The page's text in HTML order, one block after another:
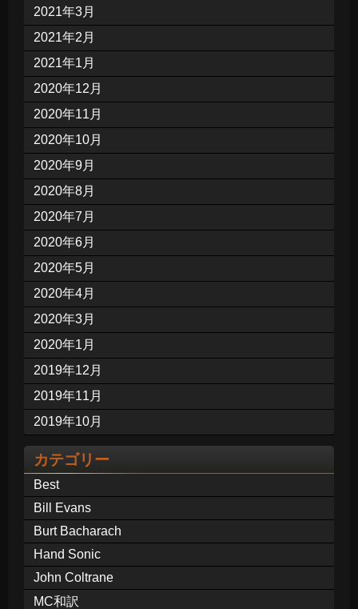
2021年3月
2021年2月
2021年1月
2020年12月
2020年11月
2020年10月
2020年9月
2020年8月
2020年7月
2020年6月
2020年5月
2020年4月
2020年3月
2020年1月
2019年12月
2019年11月
2019年10月
カテゴリー
Best
Bill Evans
Burt Bacharach
Hand Sonic
John Coltrane
MC和訳